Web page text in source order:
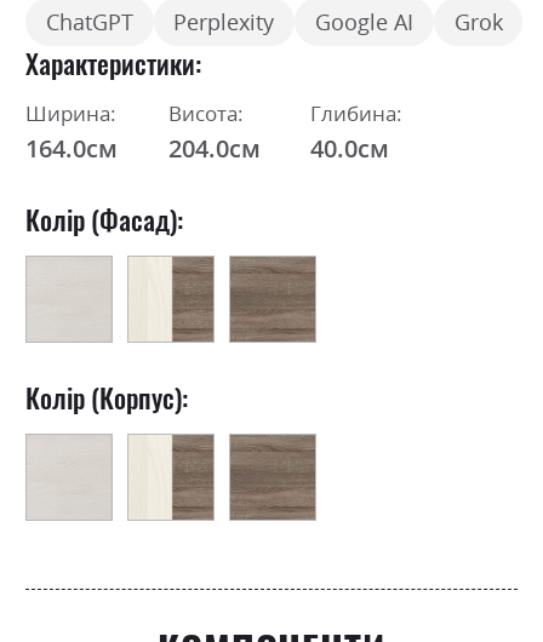
ChatGPT Perplexity Google AI Grok
Характеристики
Ширина:
164.0см
Висота:
204.0см
Глибина:
40.0см
Колір (Фасад):
Колір (Корпус):